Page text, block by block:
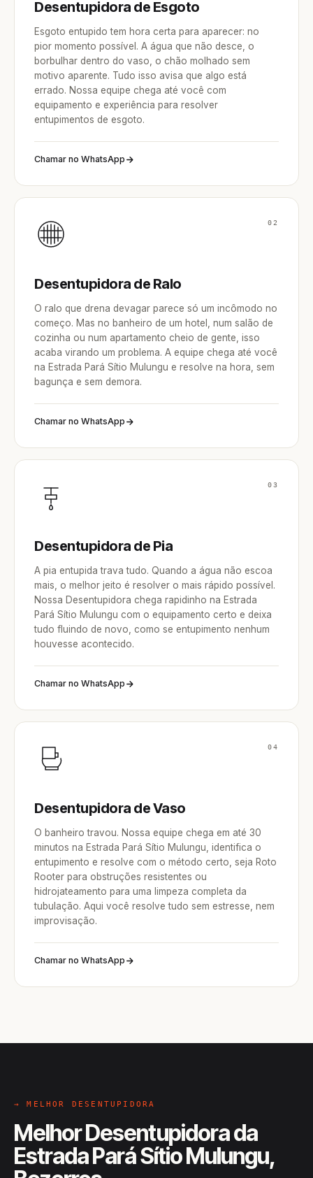
Desentupidora de Esgoto
Esgoto entupido tem hora certa para aparecer: no
pior momento possível. A água que não desce, o
borbulhar dentro do vaso, o chão molhado sem
motivo aparente. Tudo isso avisa que algo está
errado. Nossa equipe chega até você com
equipamento e experiência para resolver
entupimentos de esgoto.
Chamar no WhatsApp
02
Desentupidora de Ralo
O ralo que drena devagar parece só um incômodo no
começo. Mas no banheiro de um hotel, num salão de
cozinha ou num apartamento cheio de gente, isso
acaba virando um problema. A equipe chega até você
na Estrada Pará Sítio Mulungu e resolve na hora, sem
bagunça e sem demora.
Chamar no WhatsApp
03
Desentupidora de Pia
A pia entupida trava tudo. Quando a água não escoa
mais, o melhor jeito é resolver o mais rápido possível.
Nossa Desentupidora chega rapidinho na Estrada
Pará Sítio Mulungu com o equipamento certo e deixa
tudo fluindo de novo, como se entupimento nenhum
houvesse acontecido.
Chamar no WhatsApp
04
Desentupidora de Vaso
O banheiro travou. Nossa equipe chega em até 30
minutos na Estrada Pará Sítio Mulungu, identifica o
entupimento e resolve com o método certo, seja Roto
Rooter para obstruções resistentes ou
hidrojateamento para uma limpeza completa da
tubulação. Aqui você resolve tudo sem estresse, nem
improvisação.
Chamar no WhatsApp
→ MELHOR DESENTUPIDORA
Melhor Desentupidora da
Estrada Pará Sítio Mulungu,